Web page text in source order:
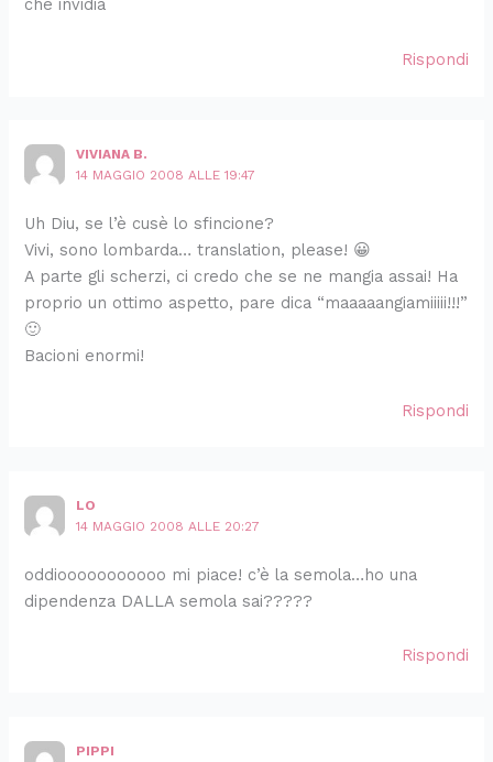
che invidia
Rispondi
VIVIANA B.
14 MAGGIO 2008 ALLE 19:47
Uh Diu, se l’è cusè lo sfincione?
Vivi, sono lombarda… translation, please! 😀
A parte gli scherzi, ci credo che se ne mangia assai! Ha
proprio un ottimo aspetto, pare dica “maaaaangiamiiiii!!!”
🙂
Bacioni enormi!
Rispondi
LO
14 MAGGIO 2008 ALLE 20:27
oddiooooooooooo mi piace! c’è la semola…ho una
dipendenza DALLA semola sai?????
Rispondi
PIPPI